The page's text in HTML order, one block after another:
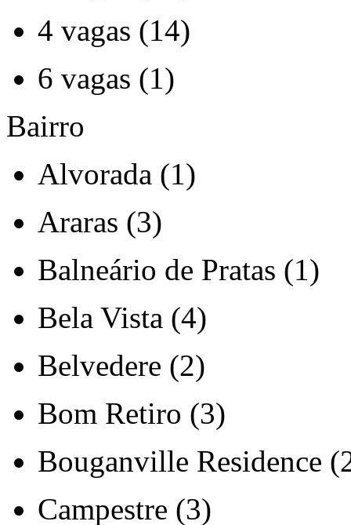
4 vagas (14)
6 vagas (1)
Bairro
Alvorada (1)
Araras (3)
Balneário de Pratas (1)
Bela Vista (4)
Belvedere (2)
Bom Retiro (3)
Bouganville Residence
Campestre (3)